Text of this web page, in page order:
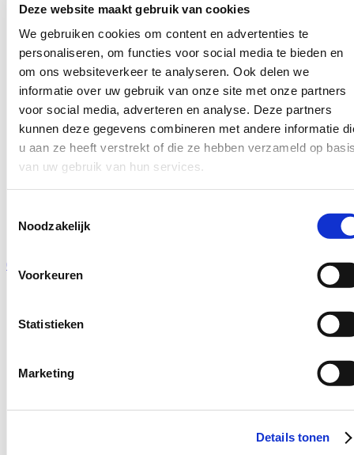
Deze website maakt gebruik van cookies
We gebruiken cookies om content en advertenties te
personaliseren, om functies voor social media te bieden en
om ons websiteverkeer te analyseren. Ook delen we
informatie over uw gebruik van onze site met onze partners
voor social media, adverteren en analyse. Deze partners
kunnen deze gegevens combineren met andere informatie
u aan ze heeft verstrekt of die ze hebben verzameld op
van uw gebruik van hun services.
Noodzakelijk
Voorkeuren
Statistieken
Marketing
Details tonen
0313 - 670 250